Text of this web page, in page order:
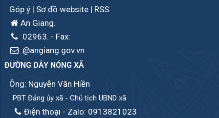
Góp ý | Sơ đồ website | RSS
An Giang.
02963. - Fax:
@angiang.gov.vn
ĐƯỜNG DÂY NÓNG XÃ
Ông: Nguyễn Văn Hiền
PBT Đảng ủy xã - Chủ tịch UBND xã
Điện thoại - Zalo: 0913821023